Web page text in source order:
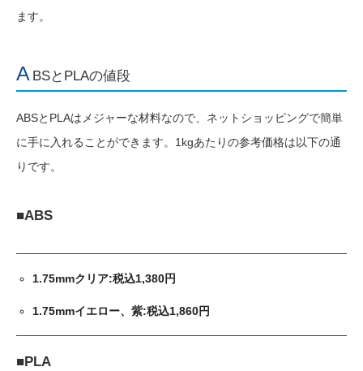
ます。
A BSとPLAの値段
ABSとPLAはメジャーな材料なので、ネットショッピングで簡単
に手に入れることができます。1kgあたりの参考価格は以下の通
りです。
■ABS
1.75mmクリア:税込1,380円
1.75mmイエロー、紫:税込1,860円
■PLA